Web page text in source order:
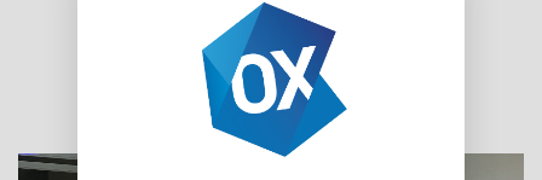
Les produits similaires